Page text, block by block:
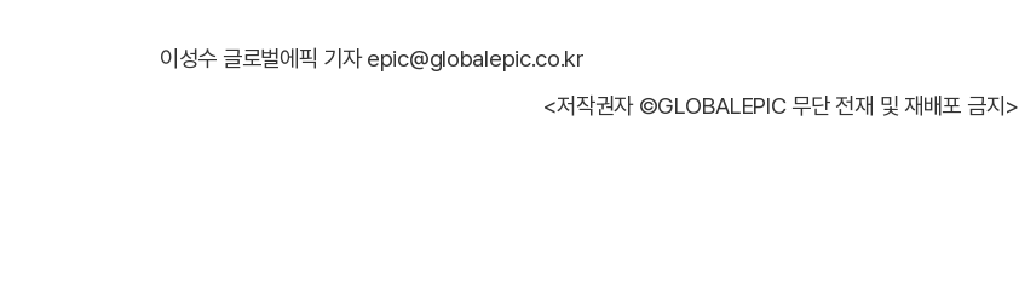
이성수 글로벌에픽 기자 epic@globalepic.co.kr
<저작권자 ©GLOBALEPIC 무단 전재 및 재배포 금지>